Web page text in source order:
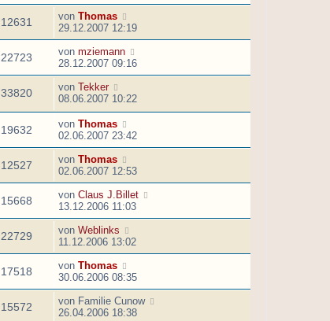
12631 von Thomas
29.12.2007 12:19
22723 von mziemann
28.12.2007 09:16
33820 von Tekker
08.06.2007 10:22
19632 von Thomas
02.06.2007 23:42
12527 von Thomas
02.06.2007 12:53
15668 von Claus J.Billet
13.12.2006 11:03
22729 von Weblinks
11.12.2006 13:02
17518 von Thomas
30.06.2006 08:35
15572 von Familie Cunow
26.04.2006 18:38